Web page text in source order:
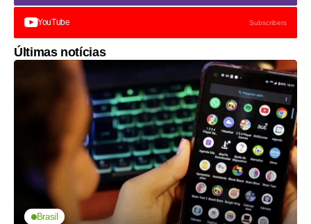
YouTube Subscribers
Últimas notícias
Brasil